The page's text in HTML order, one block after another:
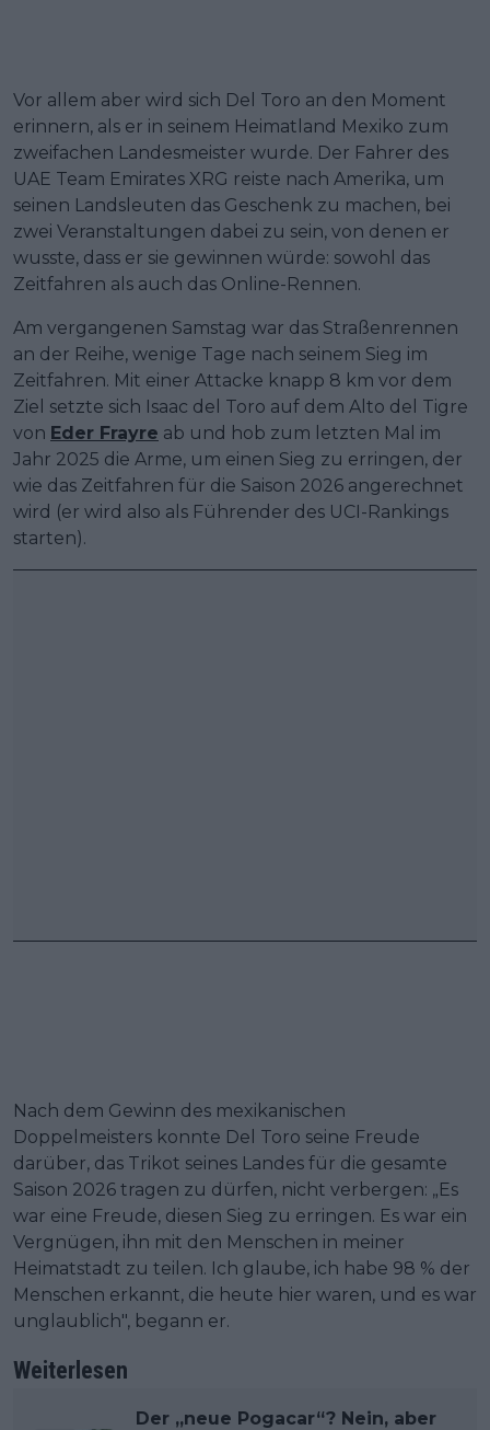
Vor allem aber wird sich Del Toro an den Moment
erinnern, als er in seinem Heimatland Mexiko zum
zweifachen Landesmeister wurde. Der Fahrer des
UAE Team Emirates XRG reiste nach Amerika, um
seinen Landsleuten das Geschenk zu machen, bei
zwei Veranstaltungen dabei zu sein, von denen er
wusste, dass er sie gewinnen würde: sowohl das
Zeitfahren als auch das Online-Rennen.
Am vergangenen Samstag war das Straßenrennen
an der Reihe, wenige Tage nach seinem Sieg im
Zeitfahren. Mit einer Attacke knapp 8 km vor dem
Ziel setzte sich Isaac del Toro auf dem Alto del Tigre
von Eder Frayre ab und hob zum letzten Mal im
Jahr 2025 die Arme, um einen Sieg zu erringen, der
wie das Zeitfahren für die Saison 2026 angerechnet
wird (er wird also als Führender des UCI-Rankings
starten).
Nach dem Gewinn des mexikanischen
Doppelmeisters konnte Del Toro seine Freude
darüber, das Trikot seines Landes für die gesamte
Saison 2026 tragen zu dürfen, nicht verbergen: „Es
war eine Freude, diesen Sieg zu erringen. Es war ein
Vergnügen, ihn mit den Menschen in meiner
Heimatstadt zu teilen. Ich glaube, ich habe 98 % der
Menschen erkannt, die heute hier waren, und es war
unglaublich", begann er.
Weiterlesen
Der „neue Pogacar“? Nein, aber